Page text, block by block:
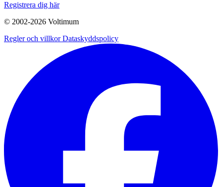
Registrera dig här
© 2002-2026 Voltimum
Regler och villkorDataskyddspolicy